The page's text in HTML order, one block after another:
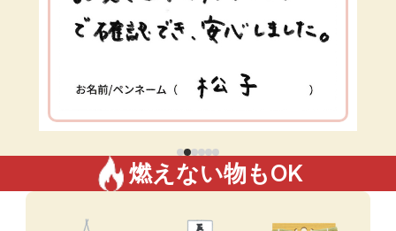
燃えない物もOK